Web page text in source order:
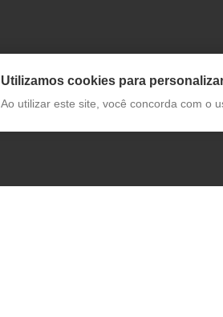
Utilizamos cookies para
Ao utilizar este site, você concorda com o